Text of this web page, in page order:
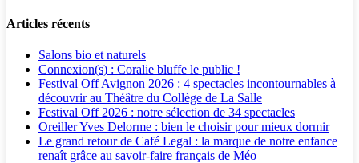
Articles récents
Salons bio et naturels
Connexion(s) : Coralie bluffe le public !
Festival Off Avignon 2026 : 4 spectacles incontournables à
découvrir au Théâtre du Collège de La Salle
Festival Off 2026 : notre sélection de 34 spectacles
Oreiller Yves Delorme : bien le choisir pour mieux dormir
Le grand retour de Café Legal : la marque de notre enfance
renaît grâce au savoir-faire français de Méo